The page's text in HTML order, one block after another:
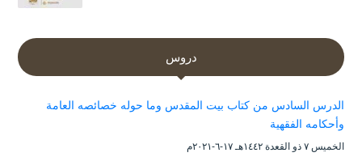
دروس
الدرس السادس من كتاب بيت المقدس وما حوله خصائصه العامة
وأحكامه الفقهية
الخميس ۷ ذو القعدة ۱٤٤۲هـ ۱۷-٦-۲۰۲۱م